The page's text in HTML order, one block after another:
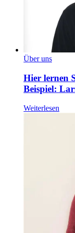
Über uns
Hier lernen
Beispiel:
Weiterlesen